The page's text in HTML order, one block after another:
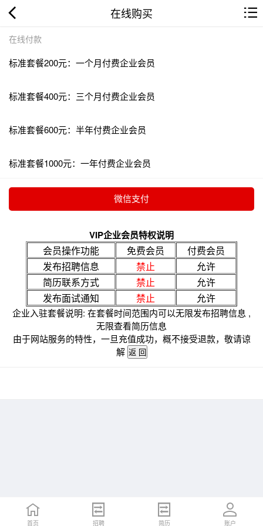
在线购买
在线付款
标准套餐200元：一个月付费企业会员
标准套餐400元：三个月付费企业会员
标准套餐600元：半年付费企业会员
标准套餐1000元：一年付费企业会员
VIP企业会员特权说明
会员操作功能 免费会员
付费会员
发布招聘信息
禁止
允许
简历联系方式
禁止
允许
发布面试通知
禁止 允许
企业入驻套餐说明: 在套餐时间范围内可以无限发布招聘信息 ,
无限查看简历信息
由于网站服务的特性，一旦充值成功，概不接受退款，敬请谅
解
首页 招聘 简历 账户